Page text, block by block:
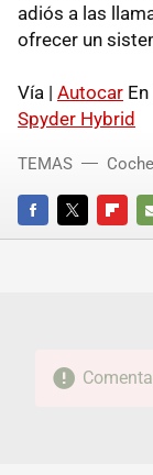
adiós a las
ofrecer un
Vía | Autocar
Spyder Hybrid
FACEBOOKTWITTER
TEMAS